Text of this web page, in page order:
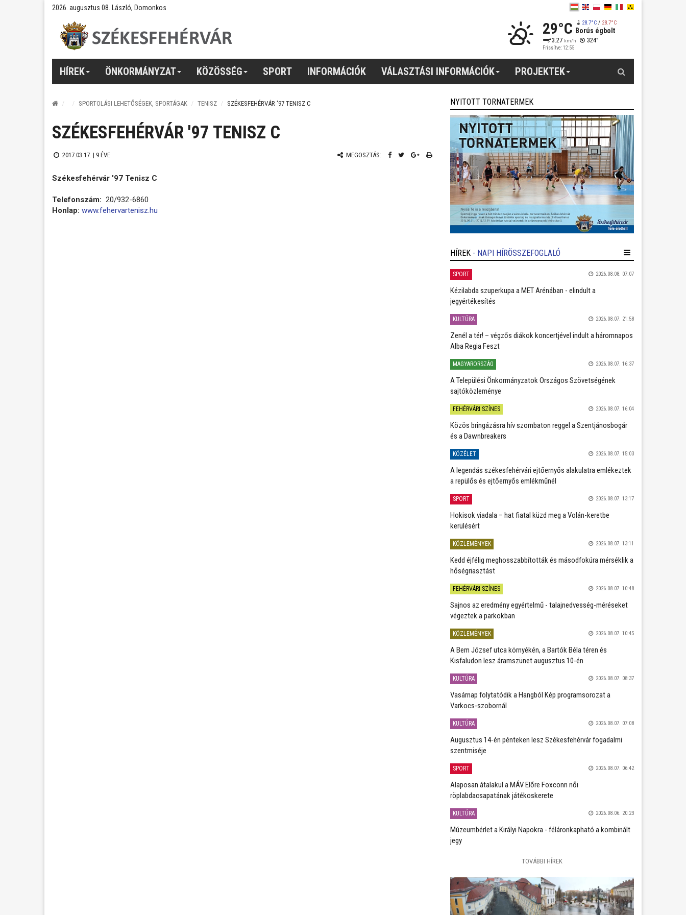
2026. augusztus 08. László, Domonkos
29°C 28.7°C/ 28.7°C
Borús égbolt
3.27 km/h 324°
Frissítve: 12:55
HÍREK ÖNKORMÁNYZAT KÖZÖSSÉG SPORT INFORMÁCIÓK VÁLASZTÁSI INFORMÁCIÓK PROJEKTEK
SPORTOLÁSI LEHETŐSÉGEK, SPORTÁGAK TENISZ SZÉKESFEHÉRVÁR '97 TENISZ C
SZÉKESFEHÉRVÁR '97 TENISZ C
2017.03.17. | 9 ÉVE MEGOSZTÁS:
Székesfehérvár '97 Tenisz C
Telefonszám: 20/932-6860
Honlap: www.fehervartenisz.hu
NYITOTT TORNATERMEK
HÍREK - NAPI HÍRÖSSZEFOGLALÓ
SPORT 2026.08.08. 07:07
Kézilabda szuperkupa a MET Arénában - elindult a
jegyértékesítés
KULTÚRA 2026.08.07. 21:58
Zenél a tér! – végzős diákok koncertjével indult a háromnapos
Alba Regia Feszt
MAGYARORSZÁG 2026.08.07. 16:37
A Települési Önkormányzatok Országos Szövetségének
sajtóközleménye
FEHÉRVÁRI SZÍNES 2026.08.07. 16:04
Közös bringázásra hív szombaton reggel a Szentjánosbogár
és a Dawnbreakers
KÖZÉLET 2026.08.07. 15:03
A legendás székesfehérvári ejtőernyős alakulatra emlékeztek
a repülős és ejtőernyős emlékműnél
SPORT 2026.08.07. 13:17
Hokisok viadala – hat fiatal küzd meg a Volán-keretbe
kerülésért
KÖZLEMÉNYEK 2026.08.07. 13:11
Kedd éjfélig meghosszabbították és másodfokúra mérséklik a
hőségriasztást
FEHÉRVÁRI SZÍNES 2026.08.07. 10:48
Sajnos az eredmény egyértelmű - talajnedvesség-méréseket
végeztek a parkokban
KÖZLEMÉNYEK 2026.08.07. 10:45
A Bem József utca környékén, a Bartók Béla téren és
Kisfaludon lesz áramszünet augusztus 10-én
KULTÚRA 2026.08.07. 08:37
Vasárnap folytatódik a Hangból Kép programsorozat a
Varkocs-szobornál
KULTÚRA 2026.08.07. 07:08
Augusztus 14-én pénteken lesz Székesfehérvár fogadalmi
szentmiséje
SPORT 2026.08.07. 06:42
Alaposan átalakul a MÁV Előre Foxconn női
röplabdacsapatának játékoskerete
KULTÚRA 2026.08.06. 20:23
Múzeumbérlet a Királyi Napokra - féláronkapható a kombinált
jegy
TOVÁBBI HÍREK